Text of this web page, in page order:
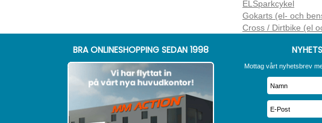
ELSparkcykel
Gokarts (el- och
Cross / Dirtbike (el
BRA ONLINESHOPPING SEDAN 1998
Mottag vårt nyhetsbrev